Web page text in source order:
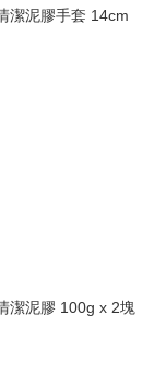
潔泥膠手套 14cm
潔泥膠 100g x 2塊